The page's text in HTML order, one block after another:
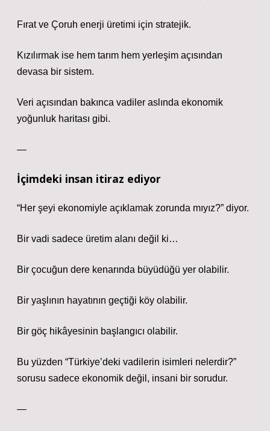
Fırat ve Çoruh enerji üretimi için stratejik.
Kızılırmak ise hem tarım hem yerleşim açısından
devasa bir sistem.
Veri açısından bakınca vadiler aslında ekonomik
yoğunluk haritası gibi.
—
İçimdeki insan itiraz ediyor
“Her şeyi ekonomiyle açıklamak zorunda mıyız?” diyor.
Bir vadi sadece üretim alanı değil ki…
Bir çocuğun dere kenarında büyüdüğü yer olabilir.
Bir yaşlının hayatının geçtiği köy olabilir.
Bir göç hikâyesinin başlangıcı olabilir.
Bu yüzden “Türkiye’deki vadilerin isimleri nelerdir?”
sorusu sadece ekonomik değil, insani bir sorudur.
—